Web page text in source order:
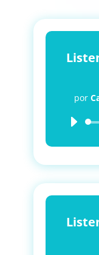
por